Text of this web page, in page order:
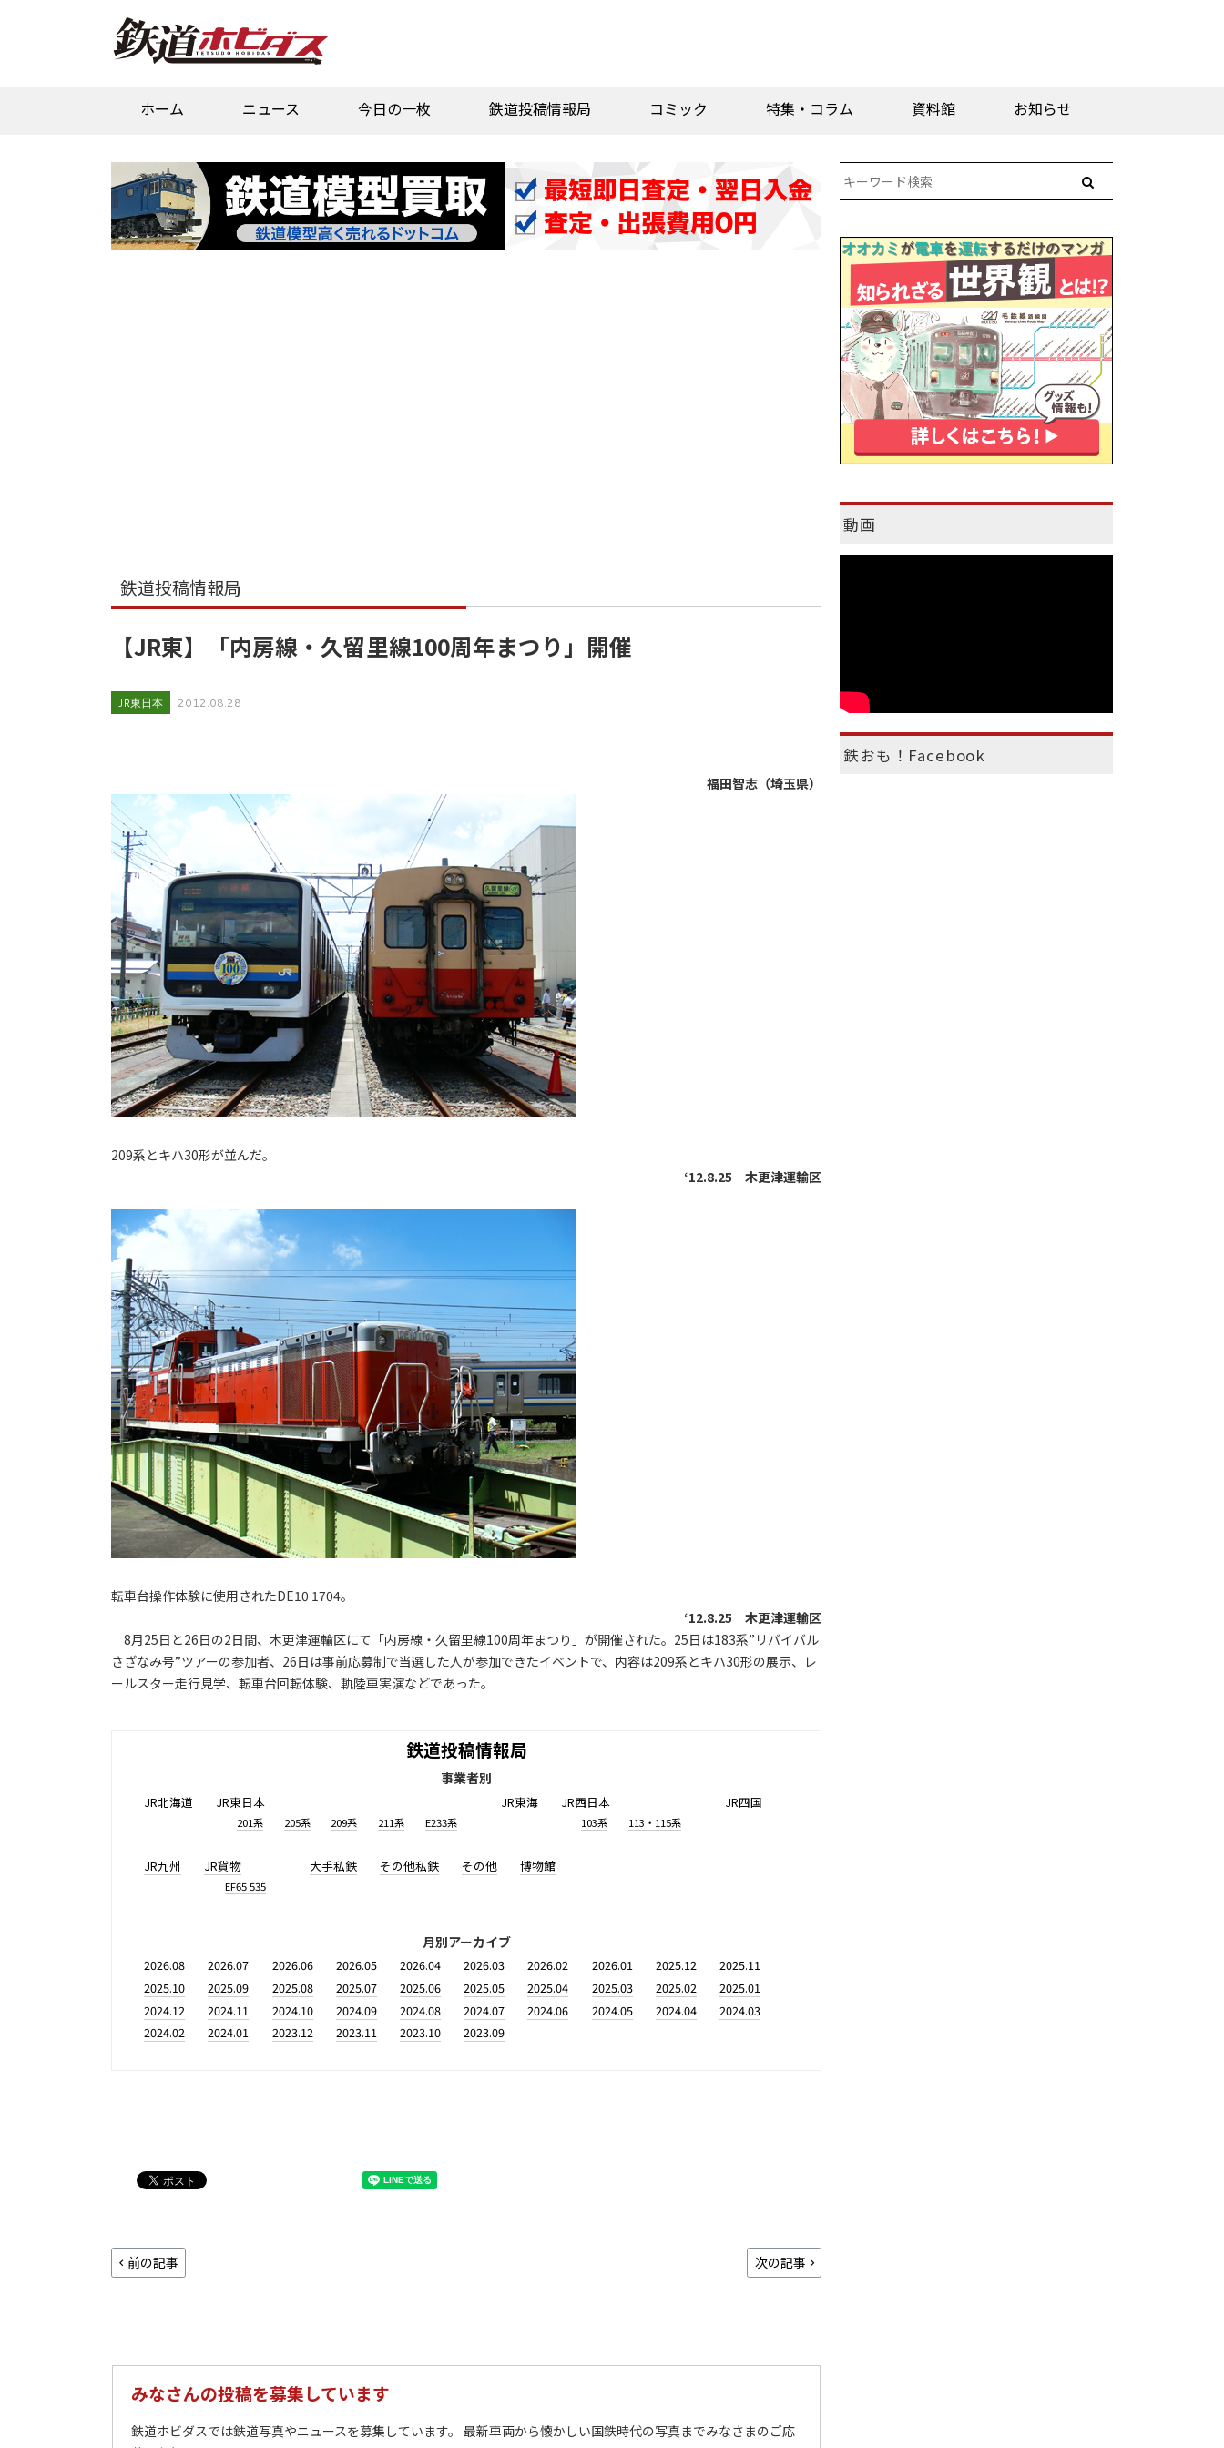
ホーム ニュース 今日の一枚 鉄道投稿情報局 コミック 特集・コラム 資料館 お知らせ
鉄道投稿情報局
【JR東】「内房線・久留里線100周年まつり」開催
JR東日本 2012.08.28
福田智志（埼玉県）
209系とキハ30形が並んだ。
‘12.8.25 木更津運輸区
転車台操作体験に使用されたDE10 1704。
‘12.8.25 木更津運輸区
8月25日と26日の2日間、木更津運輸区にて「内房線・久留里線100周年まつり」が開催された。25日は183系”リバイバル
さざなみ号”ツアーの参加者、26日は事前応募制で当選した人が参加できたイベントで、内容は209系とキハ30形の展示、レ
ールスター走行見学、転車台回転体験、軌陸車実演などであった。
鉄道投稿情報局
事業者別
JR北海道 JR東日本
201系 205系 209系 211系 E233系
JR東海 JR西日本
103系 113・115系
JR四国
JR九州 JR貨物
EF65 535
大手私鉄 その他私鉄 その他 博物館
月別アーカイブ
2026.08 2026.07 2026.06 2026.05 2026.04 2026.03 2026.02 2026.01 2025.12
2025.11
2025.10
2025.09 2025.08 2025.07 2025.06 2025.05 2025.04 2025.03 2025.02
2025.01
2024.12
2024.11 2024.10 2024.09 2024.08 2024.07 2024.06 2024.05 2024.04
2024.03
2024.02
2024.01 2023.12 2023.11 2023.10 2023.09
前の記事 次の記事
みなさんの投稿を募集しています
鉄道ホビダスでは鉄道写真やニュースを募集しています。 最新車両から懐かしい国鉄時代の写真までみなさまのご応
動画
鉄おも！Facebook